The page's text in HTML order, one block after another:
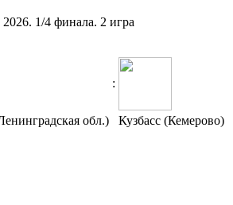
1/4 финала. 2 игра
:
обл.) Кузбасс (Кемерово)